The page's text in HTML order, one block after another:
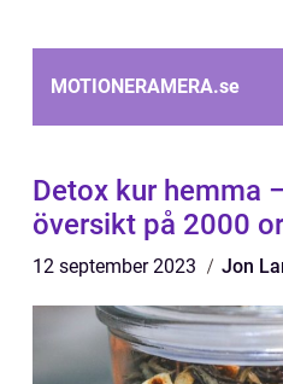
MOTIONERAMERA.se
Detox kur hemma
översikt på 2000
12 september 2023 Jon